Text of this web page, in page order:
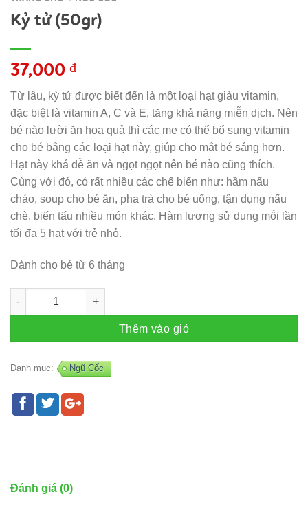
Kỷ tử (50gr)
37,000 ₫
Từ lâu, kỳ tử được biết đến là một loại hạt giàu vitamin,
đặc biệt là vitamin A, C và E, tăng khả năng miễn dịch. Nên
bé nào lười ăn hoa quả thì các mẹ có thể bổ sung vitamin
cho bé bằng các loại hạt này, giúp cho mắt bé sáng hơn.
Hạt này khá dễ ăn và ngọt ngọt nên bé nào cũng thích.
Cùng với đó, có rất nhiều các chế biến như: hầm nấu
cháo, soup cho bé ăn, pha trà cho bé uống, tận dụng nấu
chè, biến tấu nhiều món khác. Hàm lượng sử dung mỗi lần
tối đa 5 hạt với trẻ nhỏ.
Dành cho bé từ 6 tháng
Kỷ tử (50gr) số lượng
Thêm vào giỏ
Danh mục: Ngũ Cốc
Đánh giá (0)